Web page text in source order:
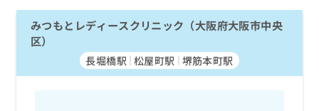
みつもとレディースクリニック（大阪府大阪市中央
区）
長堀橋駅 松屋町駅 堺筋本町駅